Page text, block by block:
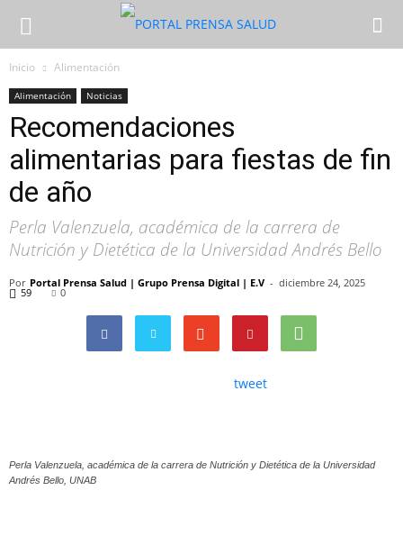
Inicio Alimentación
Alimentación Noticias
Recomendaciones
alimentarias para fiestas de fin
de año
Perla Valenzuela, académica de la carrera de
Nutrición y Dietética de la Universidad Andrés Bello
Por Portal Prensa Salud | Grupo Prensa Digital | E.V - diciembre 24, 2025
59 0
tweet
Perla Valenzuela, académica de la carrera de Nutrición y Dietética de la Universidad
Andrés Bello, UNAB